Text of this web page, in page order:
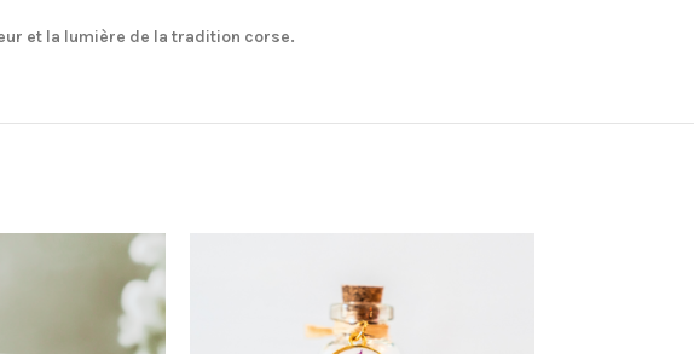
et la lumière de la tradition corse.